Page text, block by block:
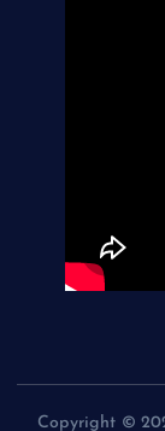
Copyright ©